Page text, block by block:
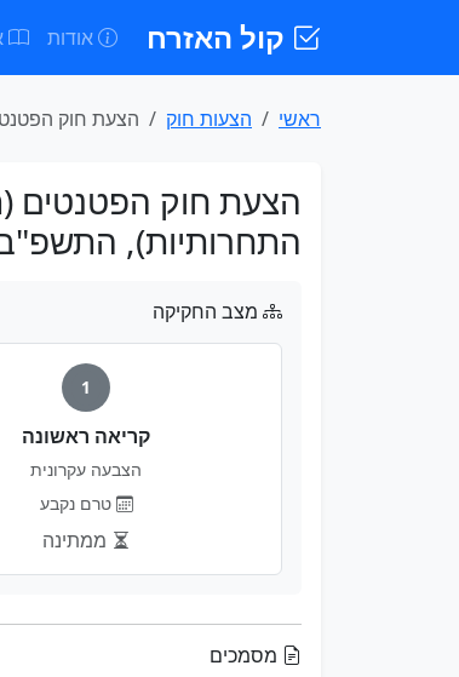
קול האזרח אודות
ראשי הצעות חוק הצעת חוק הפטנטים (תיקון מס'
התחרותיות), התשפ"ב-
מצב החקיקה
1
קריאה ראשונה
הצבעה עקרונית
טרם נקבע
ממתינה
מסמכים